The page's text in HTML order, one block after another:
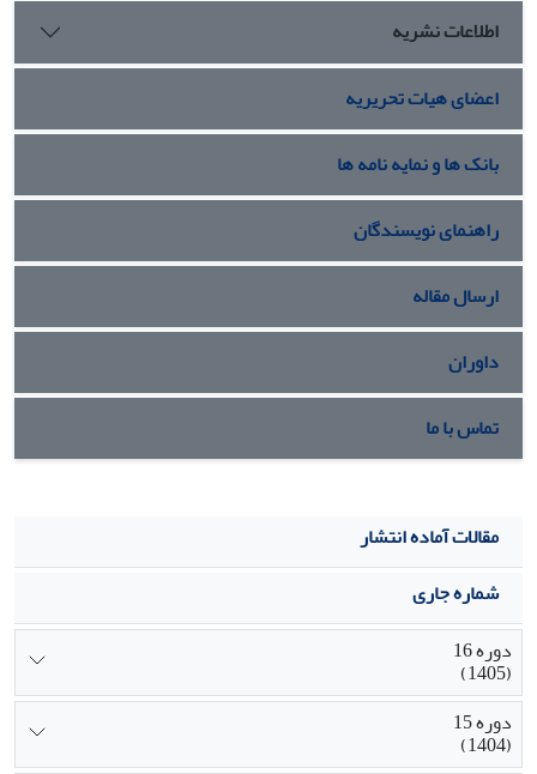
واقعی از جمله هزینه‌ها و منابع تولیدی است. همچنین استفاده
هم‌زمان از دو الگوریتم NSGA-II و MOGW و مقایسه دقیق
عملکرد آن‌ها در ابعاد مختلف، نوآوری دیگری از این تحقیق
محسوب می‌شود. ارایه یک الگوی عملیاتی برای توالی فعالیت‌ها نیز
به کاربردی‌تر شدن نتایج پژوهش در محیط‌های صنعتی کمک
می‌کند.
اطلاعات نشریه
اعضای هیات تحریریه
بانک ها و نمایه نامه ها
راهنمای نویسندگان
ارسال مقاله
داوران
تماس با ما
مقالات آماده انتشار
شماره جاری
دوره 16
(1405)
دوره 15
(1404)